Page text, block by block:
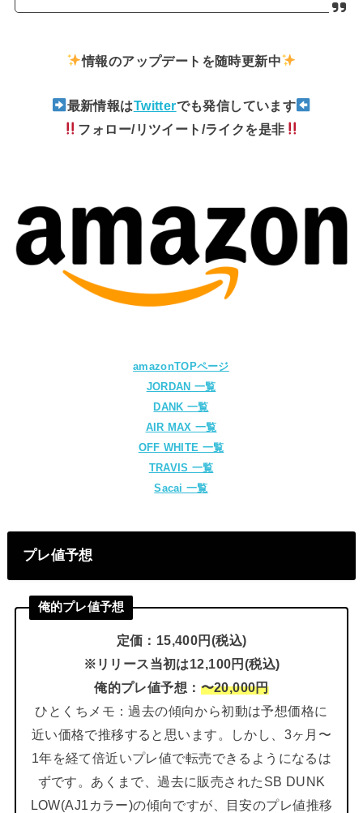
情報のアップデートを随時更新中
最新情報はTwitterでも発信しています
フォロー/リツイート/ライクを是非
amazonTOPページ
JORDAN 一覧
DANK 一覧
AIR MAX 一覧
OFF WHITE 一覧
TRAVIS 一覧
Sacai 一覧
プレ値予想
俺的プレ値予想
定価：15,400円(税込)
※リリース当初は12,100円(税込)
俺的プレ値予想： 〜20,000円
ひとくちメモ：過去の傾向から初動は予想価格に
近い価格で推移すると思います。しかし、3ヶ月〜
1年を経て倍近いプレ値で転売できるようになるは
ずです。あくまで、過去に販売されたSB DUNK
LOW(AJ1カラー)の傾向ですが、目安のプレ値推移